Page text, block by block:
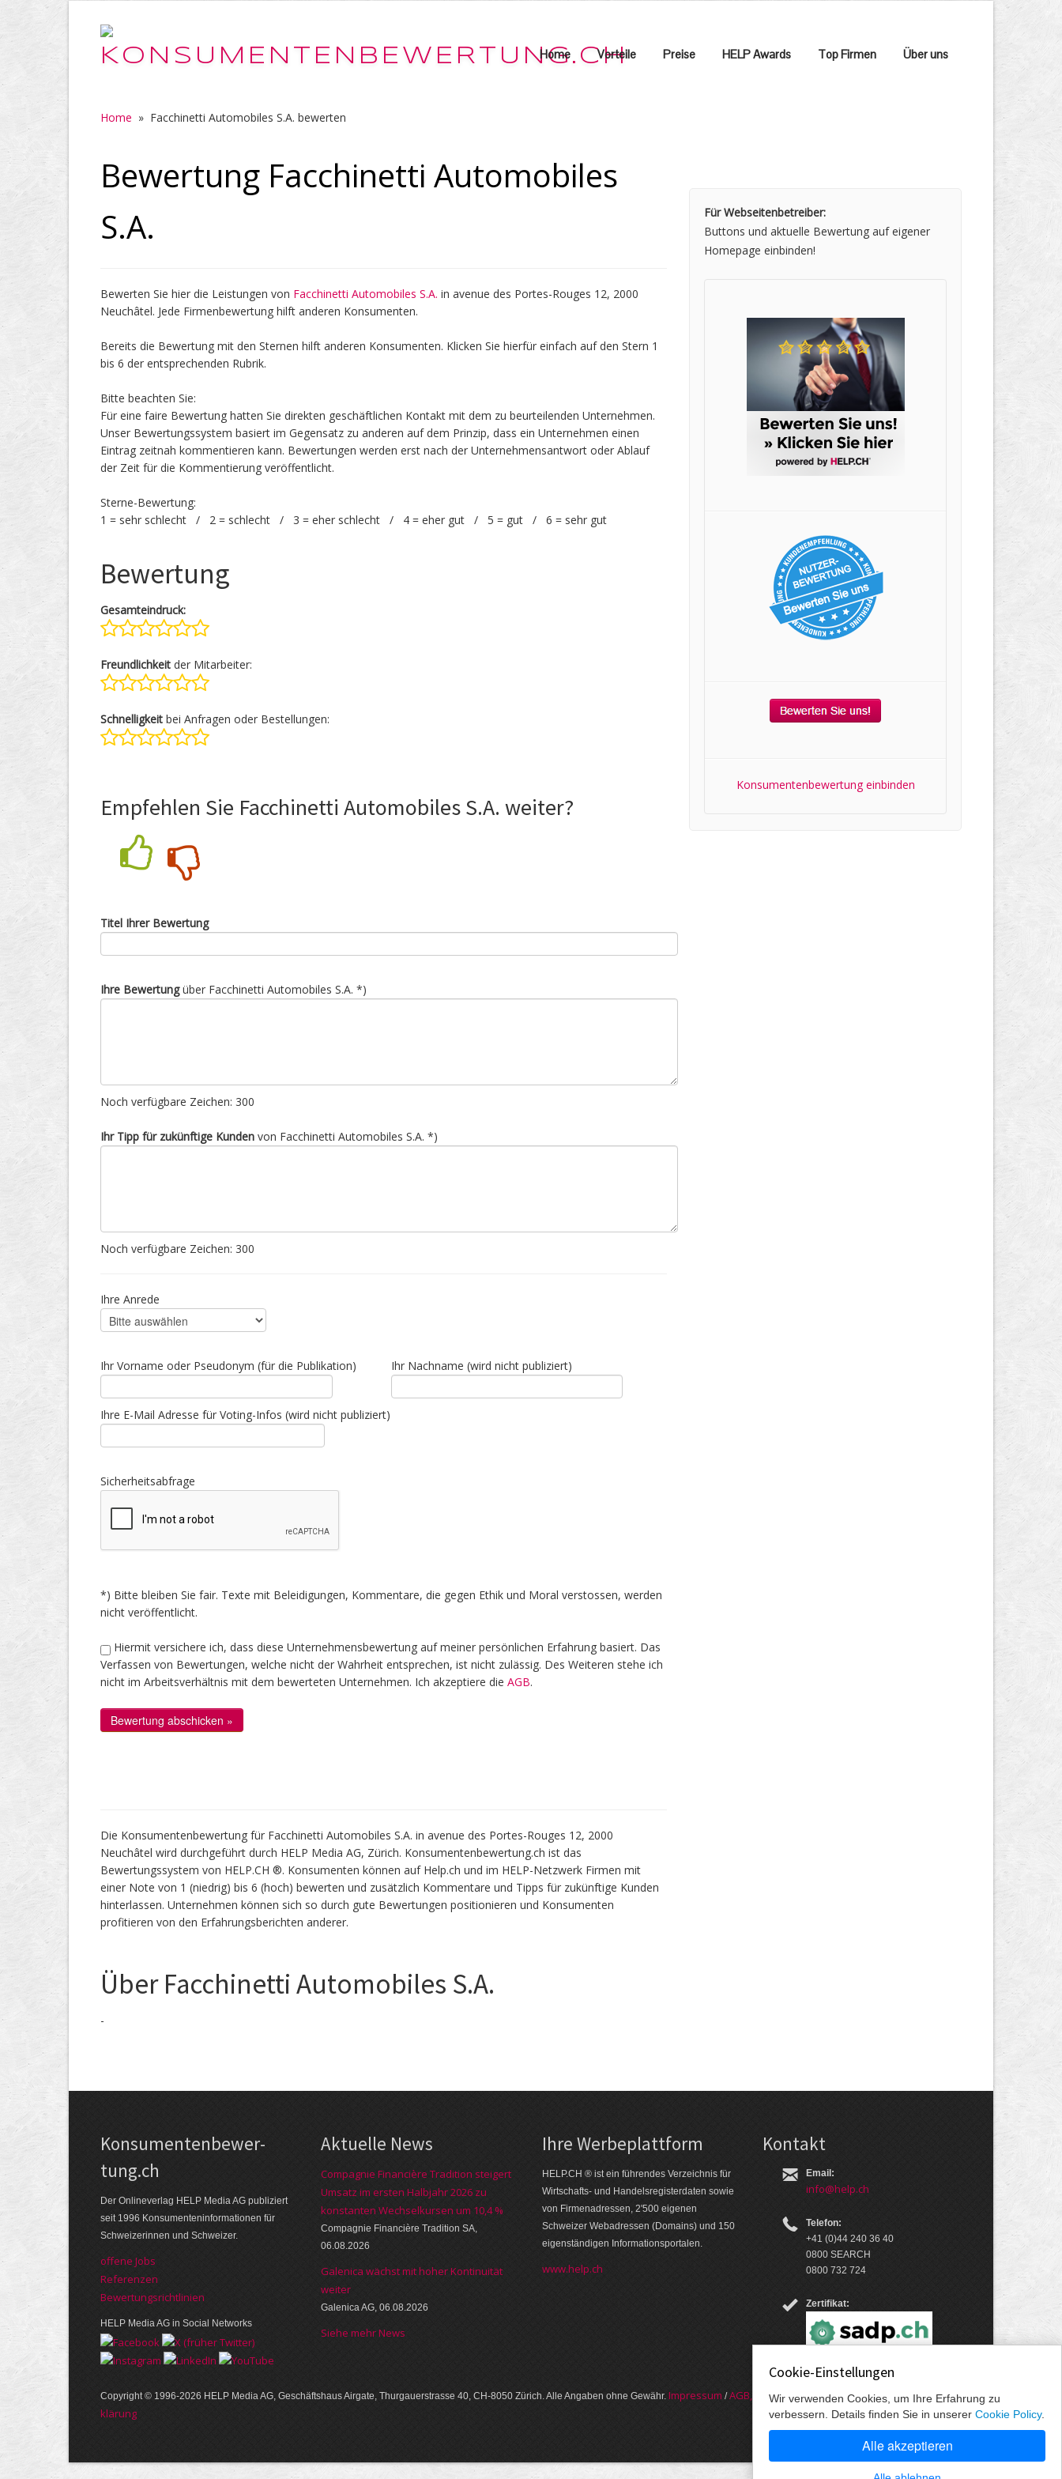
Home Vorteile Preise HELP Awards Top Firmen Über uns
Home » Facchinetti Automobiles S.A. bewerten
Bewertung Facchinetti Automobiles
S.A.
Bewerten Sie hier die Leistungen von Facchinetti Automobiles S.A. in avenue des Portes-Rouges 12, 2000
Neuchâtel. Jede Firmenbewertung hilft anderen Konsumenten.
Bereits die Bewertung mit den Sternen hilft anderen Konsumenten. Klicken Sie hierfür einfach auf den Stern 1
bis 6 der entsprechenden Rubrik.
Bitte beachten Sie:
Für eine faire Bewertung hatten Sie direkten geschäftlichen Kontakt mit dem zu beurteilenden Unternehmen.
Unser Bewertungssystem basiert im Gegensatz zu anderen auf dem Prinzip, dass ein Unternehmen einen
Eintrag zeitnah kommentieren kann. Bewertungen werden erst nach der Unternehmensantwort oder Ablauf
der Zeit für die Kommentierung veröffentlicht.
Sterne-Bewertung:
1 = sehr schlecht / 2 = schlecht / 3 = eher schlecht / 4 = eher gut / 5 = gut / 6 = sehr gut
Bewertung
Gesamteindruck:
Freundlichkeit der Mitarbeiter:
Schnelligkeit bei Anfragen oder Bestellungen:
Empfehlen Sie Facchinetti Automobiles S.A. weiter?
Titel Ihrer Bewertung
Ihre Bewertungüber Facchinetti Automobiles S.A. *)
Noch verfügbare Zeichen: 300
Ihr Tipp für zukünftige Kunden von Facchinetti Automobiles S.A. *)
Noch verfügbare Zeichen: 300
Ihre Anrede
Ihr Vorname oder Pseudonym (für die Publikation) Ihr Nachname (wird nicht publiziert)
Ihre E-Mail Adresse für Voting-Infos (wird nicht publiziert)
Sicherheitsabfrage
*) Bitte bleiben Sie fair. Texte mit Beleidigungen, Kommentare, die gegen Ethik und Moral verstossen, werden
nicht veröffentlicht.
Hiermit versichere ich, dass diese Unternehmensbewertung auf meiner persönlichen Erfahrung basiert. Das
Verfassen von Bewertungen, welche nicht der Wahrheit entsprechen, ist nicht zulässig. Des Weiteren stehe ich
nicht im Arbeitsverhältnis mit dem bewerteten Unternehmen. Ich akzeptiere die AGB.
Die Konsumentenbewertung für Facchinetti Automobiles S.A. in avenue des Portes-Rouges 12, 2000
Neuchâtel wird durchgeführt durch HELP Media AG, Zürich. Konsumentenbewertung.ch ist das
Bewertungssystem von HELP.CH ®. Konsumenten können auf Help.ch und im HELP-Netzwerk Firmen mit
einer Note von 1 (niedrig) bis 6 (hoch) bewerten und zusätzlich Kommentare und Tipps für zukünftige Kunden
hinterlassen. Unternehmen können sich so durch gute Bewertungen positionieren und Konsumenten
profitieren von den Erfahrungsberichten anderer.
Über Facchinetti Automobiles S.A.
-
Für Webseitenbetreiber:
Buttons und aktuelle Bewertung auf eigener
Homepage einbinden!
Konsumentenbewertung einbinden
Kon­su­menten­be­wer­
tung.ch
Der Online­verlag HELP Media AG publi­ziert
seit 1996 Kon­su­menten­infor­mationen für
Schwei­zerinnen und Schweizer.
offene Jobs
Referenzen
Bewer­tungs­richt­linien
HELP Media AG in Social Networks
Aktuelle News
Compagnie Financière Tradition steigert
Umsatz im ersten Halbjahr 2026 zu
konstanten Wechselkursen um 10,4 %
Compagnie Financière Tradition SA,
06.08.2026
Galenica wächst mit hoher Kontinuität
weiter
Galenica AG, 06.08.2026
Siehe mehr News
Ihre Werbe­platt­form
HELP.CH ® ist ein führendes Ver­zeich­nis für
Wirt­schafts- und Handels­register­daten so­wie
von Firmen­adressen, 2'500 eige­nen
Schweizer Web­adressen (Domains) und 150
eigen­ständigen Infor­mations­por­talen.
www.help.ch
Kontakt
Email:
info@help.ch
Telefon:
+41 (0)44 240 36 40
0800 SEARCH
0800 732 724
Zertifikat:
Copyright © 1996-2026 HELP Media AG, Geschäftshaus Airgate, Thurgauer­strasse 40, CH-8050 Zürich. Alle Angaben ohne Gewähr. Im­pres­sum /AGB, Nut­zungs­bedin­gungen, Daten­schutz­er­
klärung
Cookie-Einstellungen
Wir verwenden Cookies, um Ihre Erfahrung zu
verbessern. Details finden Sie in unserer Cookie Policy.
Alle akzeptieren